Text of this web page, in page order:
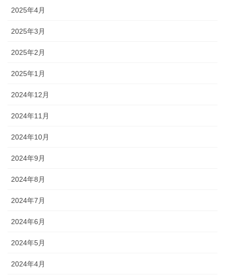
2025年4月
2025年3月
2025年2月
2025年1月
2024年12月
2024年11月
2024年10月
2024年9月
2024年8月
2024年7月
2024年6月
2024年5月
2024年4月